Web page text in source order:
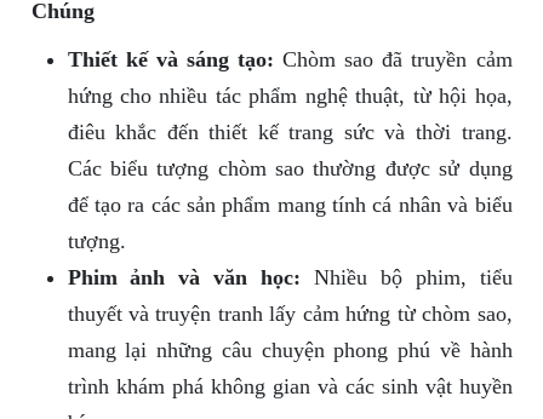
Chúng
Thiết kế và sáng tạo: Chòm sao đã truyền cảm
hứng cho nhiều tác phẩm nghệ thuật, từ hội họa,
điêu khắc đến thiết kế trang sức và thời trang.
Các biểu tượng chòm sao thường được sử dụng
để tạo ra các sản phẩm mang tính cá nhân và biểu
tượng.
Phim ảnh và văn học: Nhiều bộ phim, tiểu
thuyết và truyện tranh lấy cảm hứng từ chòm sao,
mang lại những câu chuyện phong phú về hành
trình khám phá không gian và các sinh vật huyền